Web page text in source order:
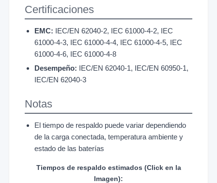
Certificaciones
EMC: IEC/EN 62040-2, IEC 61000-4-2, IEC
61000-4-3, IEC 61000-4-4, IEC 61000-4-5, IEC
61000-4-6, IEC 61000-4-8
Desempeño: IEC/EN 62040-1, IEC/EN 60950-1,
IEC/EN 62040-3
Notas
El tiempo de respaldo puede variar dependiendo
de la carga conectada, temperatura ambiente y
estado de las baterías
Tiempos de respaldo estimados (Click en la
Imagen):